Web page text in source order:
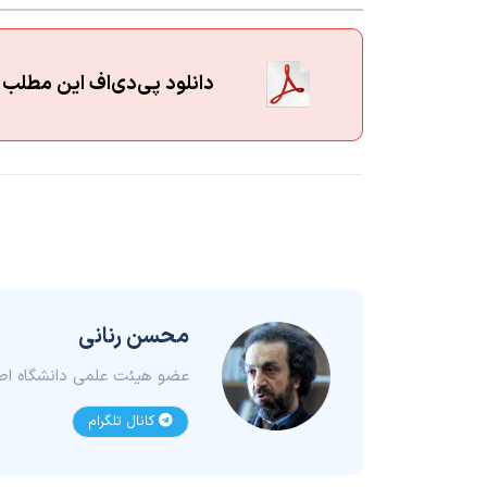
دانلود پی‌دی‌اف این مطلب
محسن رنانی
عضو هیئت علمی دانشگاه
کانال تلگرام